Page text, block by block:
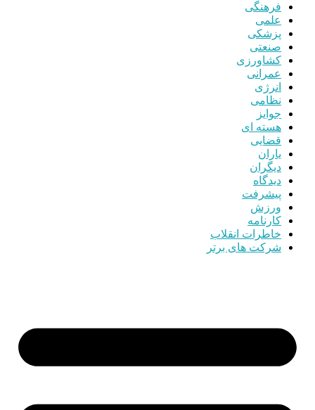
فرهنگی
علمی
پزشکی
صنعتی
کشاورزی
عمرانی
انرژی
نظامی
جوایز
هسته ای
قضایی
یاران
دیگران
دیدگاه
پیشرفت
ورزش
کارنامه
خاطرات انقلاب
شرکت های برتر